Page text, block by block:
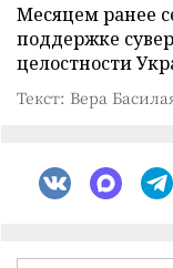
Месяцем ранее
поддержке
целостности
Текст: Вера